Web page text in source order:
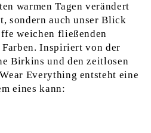
warmen Tagen verändert
sondern auch unser Blick
weichen fließenden
Inspiriert von der
Birkins und den zeitlosen
Everything entsteht eine
eines kann: